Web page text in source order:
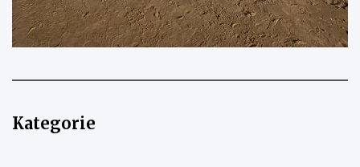
Kategorie